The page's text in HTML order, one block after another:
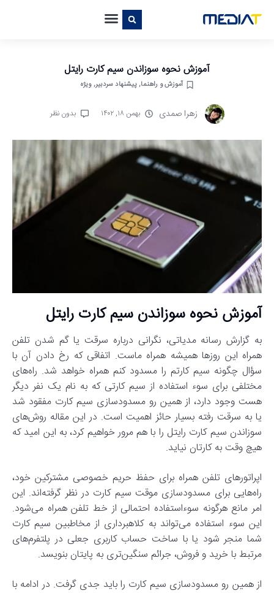
آموزش نحوه سوزاندن سیم کارت رایتل
آموزش و راهنما,پیشنهاد سردبیر,ویژه
زهرا صمدی بهمن ۱۸, ۱۴۰۲ بدون نظر
آموزش نحوه سوزاندن سیم کارت رایتل
به گزارش رسانه مدیاتی، نگرانی درباره سرقت یا گم شدن تلفن
همراه این روزها همیشه همراه ماست. اتفاقی که رخ دادن آن با
سؤال چگونه سیم کارتم را مسدود کنم همراه خواهد شد. راه‌های
مختلفی برای سوء استفاده از سیم کارتی که به نام یک نفر دیگر
هست وجود دارد، از همین رو مسدودسازی سیم کارت مفقود شد
یا به سرقت رفته بسیار حائز اهمیت است. در این مقاله روش‌های
سوزاندن سیم کارت رایتل را با هم مرور خواهیم کرد، به این امید که
هیچ وقت به کارتان نیاید.
اپراتورهای تلفن همراه برای حفظ حریم خصوصی مشترکین خود،
راه‌هایی برای مسدودسازی موقت سیم کارت در نظر گرفته‌اند. این
امر مانع هرگونه سوءاستفاده احتمالی از خط تلفن همراه می‌شود.
این سوء استفاده می‌تواند به کلاهبرداری از مخاطبین سیم کارت
شما منجر شود یا با ساخت حساب کاربری جعلی در پلتفرم‌های
مرتبط با خرید و فروش، جرائم سنگین‌تری به پایتان بنویسد.
از همین رو مسدودسازی سیم کارت را باید جدی گرفت. در ادامه با